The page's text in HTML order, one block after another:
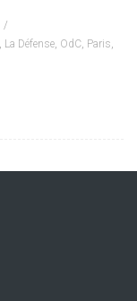
La Défense OdC Paris